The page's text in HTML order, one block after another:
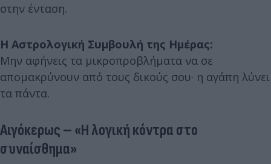
στην ένταση.
Η Αστρολογική Συμβουλή της Ημέρας:
Μην αφήνεις τα μικροπροβλήματα να σε
απομακρύνουν από τους δικούς σου· η αγάπη λύνει
τα πάντα.
Αιγόκερως – «Η λογική κόντρα στο
συναίσθημα»